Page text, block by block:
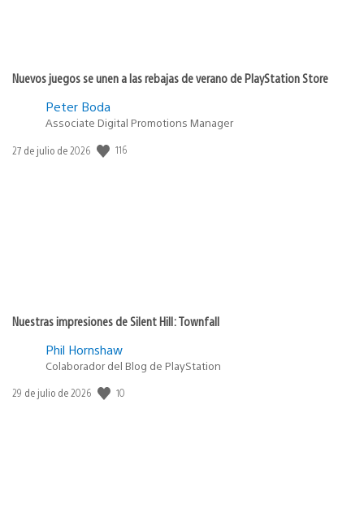
Nuevos juegos se unen a las rebajas de verano de PlayStation Store
Peter Boda
Associate Digital Promotions Manager
Fecha
27 de julio de 2026 116
Nuestras impresiones de Silent Hill: Townfall
Phil Hornshaw
Colaborador del Blog de PlayStation
Fecha
29 de julio de 2026 10